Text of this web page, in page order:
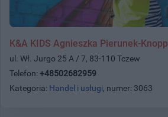
K&A KIDS Agnieszka Pierunek-Knopp
ul. Wł. Jurgo 25 A / 7, 83-110 Tczew
Telefon: +48502682959
Kategoria: Handel i usługi, numer: 3063